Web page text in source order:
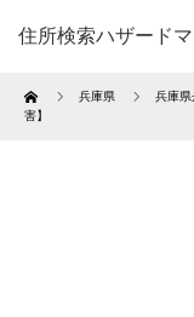
住所検索ハザード
Home 兵庫県
兵庫県
害】